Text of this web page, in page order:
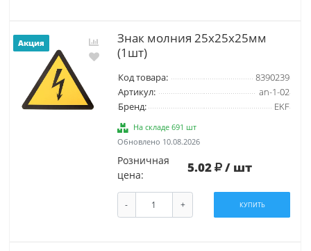
Акция
Знак молния 25х25х25мм
(1шт)
Код товара:
8390239
Артикул:
an-1-02
Бренд:
EKF
На складе 691 шт
Обновлено 10.08.2026
Розничная
цена:
5.02 / шт
- + КУПИТЬ